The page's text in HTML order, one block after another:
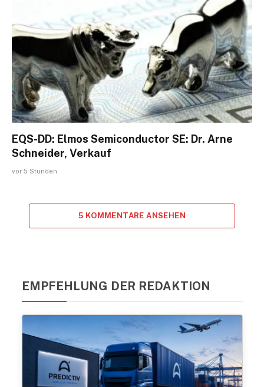
EQS-DD: Elmos Semiconductor SE: Dr. Arne
Schneider, Verkauf
vor 5 Stunden
5 KOMMENTARE ANSEHEN
EMPFEHLUNG DER REDAKTION